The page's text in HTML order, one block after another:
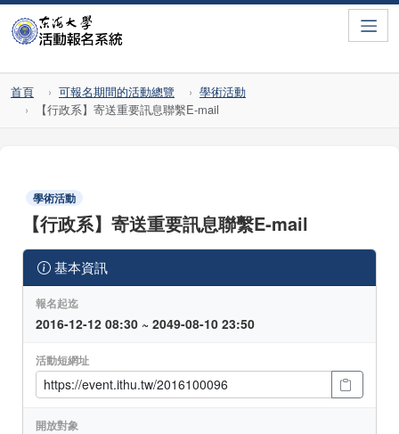
首頁 可報名期間的活動總覽
學術活動
【行政系】寄送重要訊息聯繫E-mail
學術活動
【行政系】寄送重要訊息聯繫E-mail
基本資訊
報名起迄
2016-12-12 08:30 ~ 2049-08-10 23:50
活動短網址
開放對象